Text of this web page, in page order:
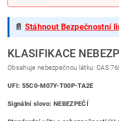
📄 Stáhnout Bezpečnostní
KLASIFIKACE
Obsahuje nebezpečnou látku: CAS
UFI: 55C0-M07Y-T00P-TA2E
Signální slovo: NEBEZPEČÍ